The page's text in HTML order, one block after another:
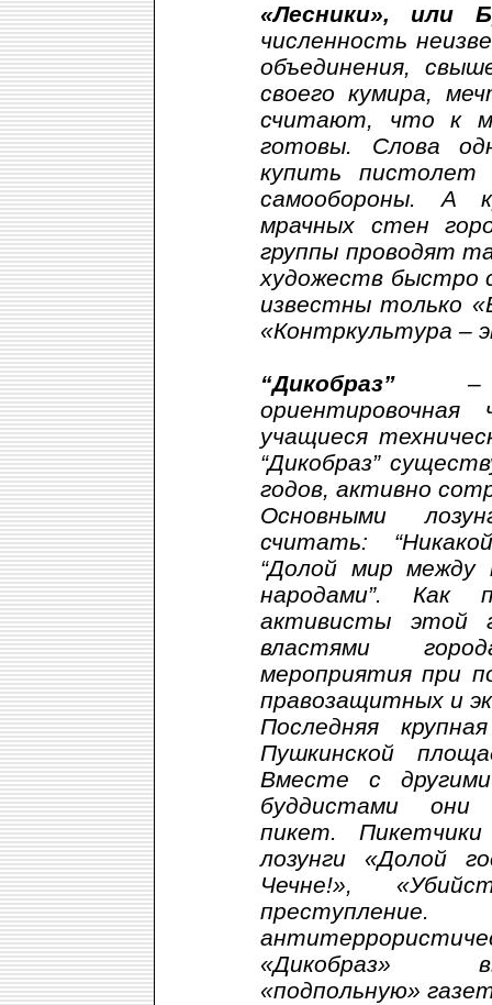
«Лесники», или
численность
объединения,
своего кумира,
считают, что к
готовы. Слова
купить пистолет
самообороны. А
мрачных стен
группы проводят
художеств быстро
известны только
«Контркультура –
“Дикобраз” –
учащиеся
“Дикобраз”
годов, активно
Основными
считать:
“Долой мир между
народами”. Как
активисты этой
властями
мероприятия при
правозащитных и
Последняя
Пушкинской
Вместе с
буддистами они
пикет.
лозунги «Долой
Чечне!»,
«Дикобраз»
«подпольную»